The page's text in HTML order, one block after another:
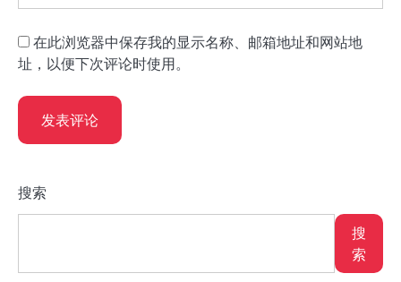
在此浏览器中保存我的显示名称、邮箱地址和网站地
址，以便下次评论时使用。
搜索
搜
索